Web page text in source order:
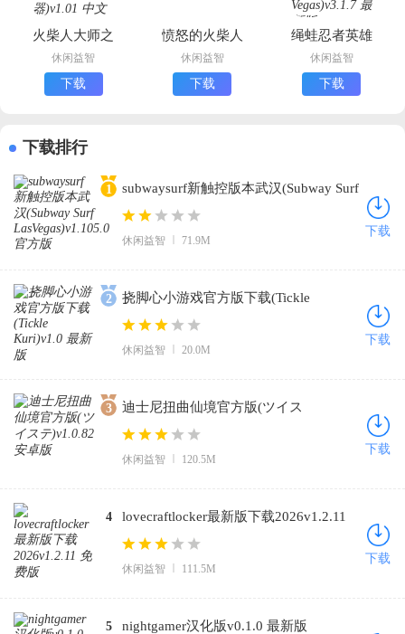
火柴人大师之
战最新版下载
(火柴人大师
之战安装器)
休闲益智
下载
愤怒的火柴人
7中文版
休闲益智
下载
绳蛙忍者英雄
安卓版下载
(Rope Frog
Ninja Hero
休闲益智
下载
下载排行
1
subwaysurf新触控版本武汉(Subway Surf
LasVegas)v1.105.0 官方版
休闲益智 71.9M
下载
2
挠脚心小游戏官方版下载(Tickle
Kuri)v1.0 最新版
休闲益智 20.0M
下载
3
迪士尼扭曲仙境官方版(ツイス
テ)v1.0.82 安卓版
休闲益智 120.5M
下载
4
lovecraftlocker最新版下载2026v1.2.11
免费版
休闲益智 111.5M
下载
5 nightgamer汉化版v0.1.0 最新版